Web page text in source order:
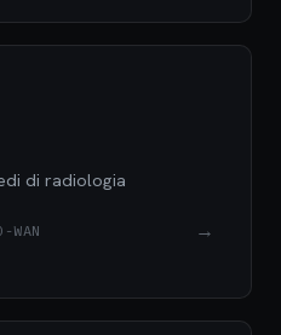
di radiologia
→